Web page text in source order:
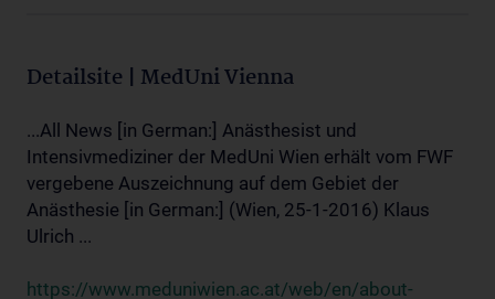
Detailsite | MedUni Vienna
...All News [in German:] Anästhesist und
Intensivmediziner der MedUni Wien erhält vom FWF
vergebene Auszeichnung auf dem Gebiet der
Anästhesie [in German:] (Wien, 25-1-2016) Klaus
Ulrich ...
https://www.meduniwien.ac.at/web/en/about-